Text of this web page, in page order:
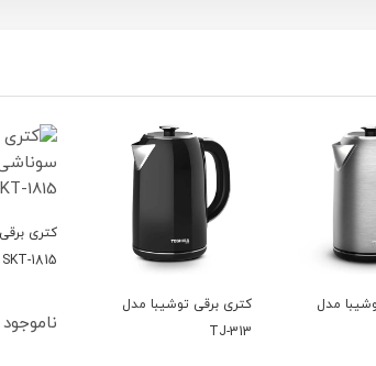
مدل
کتری برقی توشیبا مدل
TJ-313
کتری
1815
ناموجود